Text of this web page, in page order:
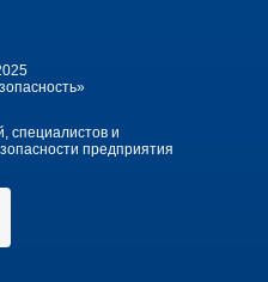
специалистов и
предприятия